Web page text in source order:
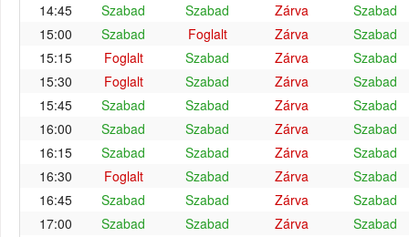
14:45
Szabad Szabad Zárva
Szabad
15:00
Szabad Foglalt Zárva
Szabad
15:15
Foglalt Szabad Zárva
Szabad
15:30
Foglalt Szabad Zárva
Szabad
15:45
Szabad Szabad Zárva
Szabad
16:00
Szabad Szabad Zárva
Szabad
16:15
Szabad Szabad Zárva
Szabad
16:30
Foglalt Szabad Zárva
Szabad
16:45
Szabad Szabad Zárva
Szabad
17:00
Szabad Szabad Zárva
Szabad